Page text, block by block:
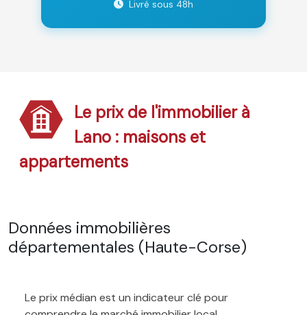
Livré sous 48h
Le prix de l'immobilier à
Lano : maisons et
appartements
Données immobilières
départementales (Haute-Corse)
Le prix médian est un indicateur clé pour